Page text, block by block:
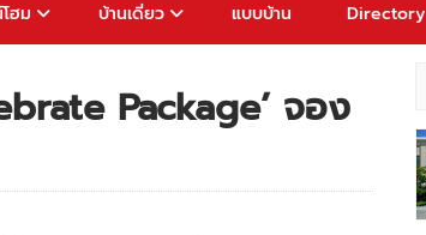
ฮม บ้านเดี่ยว แบบบ้าน Directory
Package’ จอง